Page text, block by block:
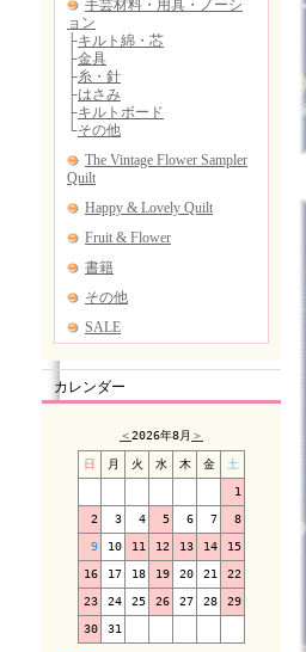
カレンダー
＜2026年8月 ＞
日 月 火 水 木 金 土
1
2 3 4 5 6 7 8
9 10 11 12 13 14 15
16 17 18 19 20 21 22
23 24 25 26 27 28 29
30 31